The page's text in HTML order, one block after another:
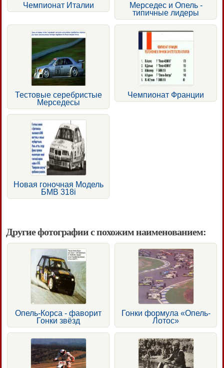
Чемпионат Италии
Мерседес и Опель -
типичные лидеры
Тестовые серебристые
Мерседесы
Чемпионат Франции
Новая гоночная Модель
БМВ 318i
Другие фотографии с похожим наименованием:
Опель-Корса - фаворит
Гонки звёзд
Гонки формула «Опель-
Лотос»